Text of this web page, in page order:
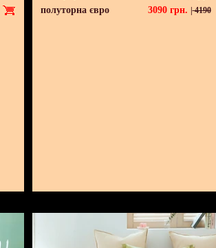
полуторна євро
3090 грн. |4190